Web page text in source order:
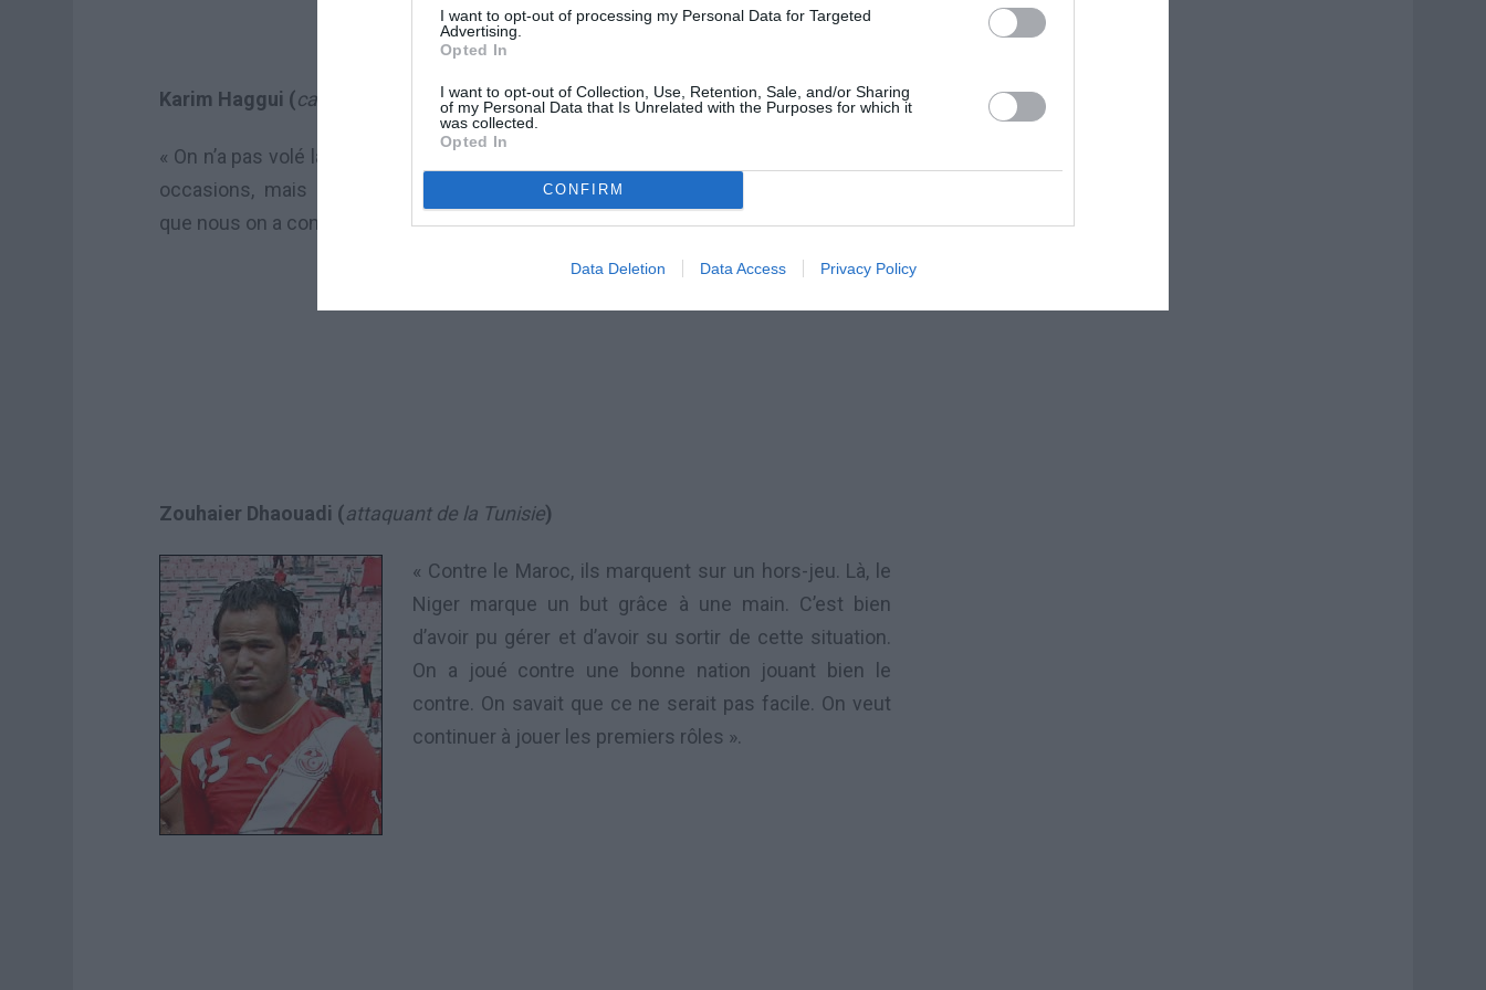
I want to opt-out of processing my Personal Data for Targeted
Advertising.
Opted In
I want to opt-out of Collection, Use, Retention, Sale, and/or Sharing
of my Personal Data that Is Unrelated with the Purposes for which it
was collected.
Opted In
CONFIRM
Data Deletion Data Access Privacy Policy
Karim Haggui (capitaine de la Tunisie)
« On n’a pas volé la victoire. Le Niger s’est créé des
occasions, mais nous aussi. La différence c’est
que nous on a concrétisé deux fois ».
Zouhaier Dhaouadi (attaquant de la Tunisie)
« Contre le Maroc, ils marquent sur un hors-jeu. Là, le
Niger marque un but grâce à une main. C’est bien
d’avoir pu gérer et d’avoir su sortir de cette situation.
On a joué contre une bonne nation jouant bien le
contre. On savait que ce ne serait pas facile. On veut
continuer à jouer les premiers rôles ».